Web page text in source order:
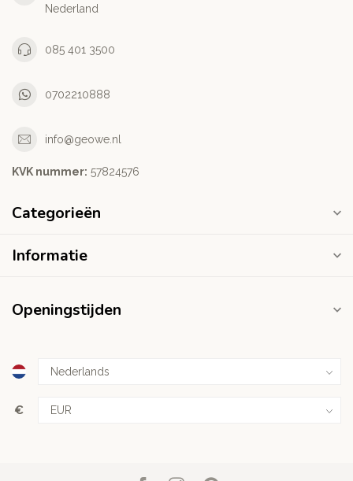
Nederland
085 401 3500
0702210888
info@geowe.nl
KVK nummer: ‭57824576‬
Categorieën
Informatie
Openingstijden
€